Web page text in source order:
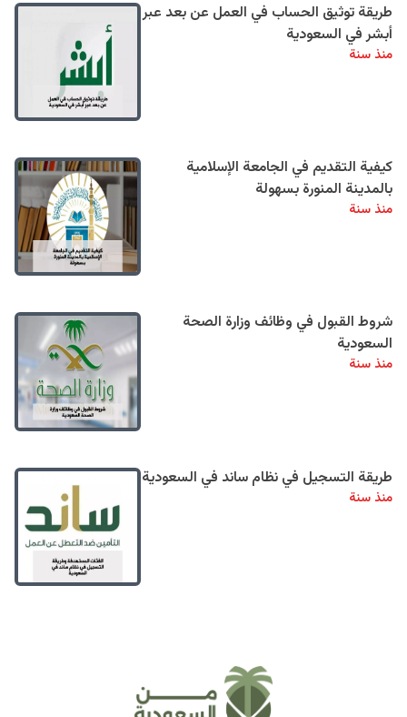
طريقة توثيق الحساب في العمل عن بعد عبر
أبشر في السعودية
منذ سنة
كيفية التقديم في الجامعة الإسلامية
بالمدينة المنورة بسهولة
منذ سنة
شروط القبول في وظائف وزارة الصحة
السعودية
منذ سنة
طريقة التسجيل في نظام ساند في السعودية
منذ سنة